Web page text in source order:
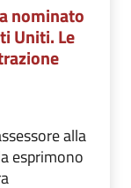
nominato
Uniti. Le
alla
esprimono